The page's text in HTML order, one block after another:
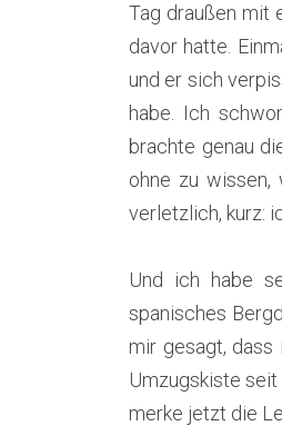
Tag draußen mit
davor hatte.
und er sich
habe. Ich
brachte genau
ohne zu
verletzlich, kurz:
Und ich habe
spanisches
mir gesagt, dass
Umzugskiste
merke jetzt die